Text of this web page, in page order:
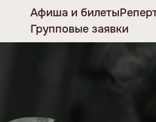
Афиша и билеты
Групповые заявки